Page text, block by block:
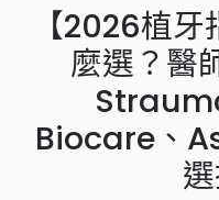
【2026植
麼選？醫
Biocare、